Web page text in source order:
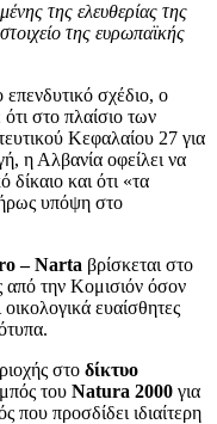
της ελευθερίας της
της ευρωπαϊκής
σχέδιο, ο
στο πλαίσιο των
Κεφαλαίου 27 για
η Αλβανία οφείλει να
και ότι «τα
υπόψη στο
– Narta βρίσκεται στο
από την Κομισιόν όσον
ευαίσθητες
στο δίκτυο
του Natura 2000 για
που προσδίδει ιδιαίτερη